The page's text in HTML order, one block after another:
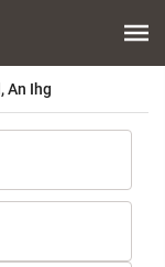
An Ihg